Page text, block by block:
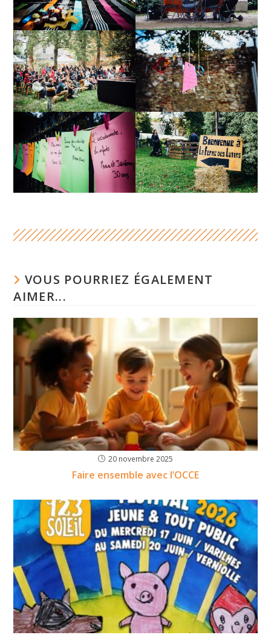
VOUS POURRIEZ ÉGALEMENT
AIMER...
20 novembre 2025
Faire ensemble avec l’OCCE